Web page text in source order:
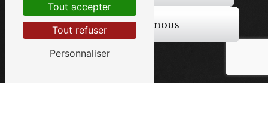
Contactez-nous
Tout accepter
Tout refuser
Personnaliser